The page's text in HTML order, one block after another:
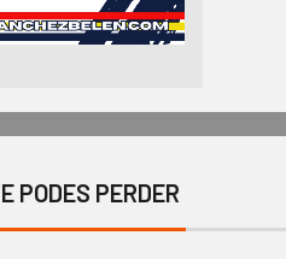
PODES PERDER